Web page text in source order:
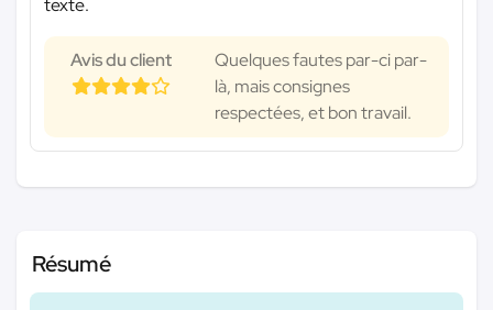
texte.
Avis du client
Quelques fautes par-ci par-
là, mais consignes
respectées, et bon travail.
Résumé